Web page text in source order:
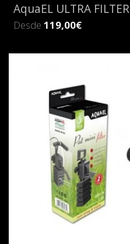
AquaEL ULTRA FILTER
Desde 119,00€